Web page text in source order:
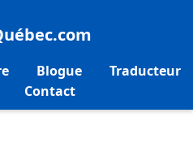
Blogue
Traducteur
Contact